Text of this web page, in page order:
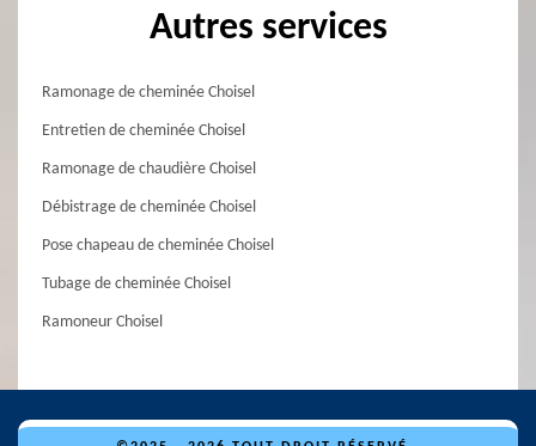
Autres services
Ramonage de cheminée Choisel
Entretien de cheminée Choisel
Ramonage de chaudière Choisel
Débistrage de cheminée Choisel
Pose chapeau de cheminée Choisel
Tubage de cheminée Choisel
Ramoneur Choisel